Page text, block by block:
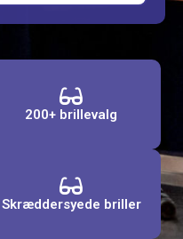
200+ brillevalg
Skræddersyede briller